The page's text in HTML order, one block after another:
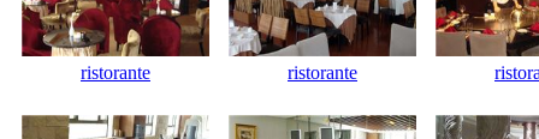
ristorante ristorante